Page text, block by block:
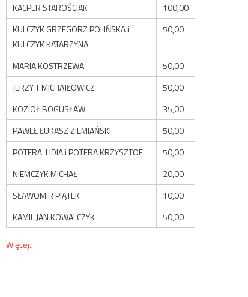
KACPER STAROŚCIAK
100,00
KULCZYK GRZEGORZ POLIŃSKA i
KULCZYK KATARZYNA
50,00
MARIA KOSTRZEWA
50,00
JERZY T MICHAJŁOWICZ
50,00
KOZIOŁ BOGUSŁAW
35,00
PAWEŁ ŁUKASZ ZIEMIAŃSKI
50,00
POTERA LIDIA i POTERA KRZYSZTOF
50,00
NIEMCZYK MICHAŁ
20,00
SŁAWOMIR PIĄTEK
10,00
KAMIL JAN KOWALCZYK
50,00
Więcej...